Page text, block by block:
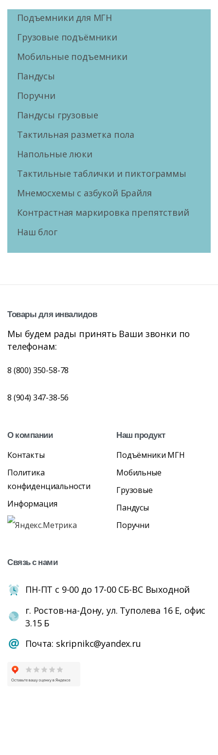
Подъемники для МГН
Грузовые подъёмники
Мобильные подъемники
Пандусы
Поручни
Пандусы грузовые
Тактильная разметка пола
Напольные люки
Тактильные таблички и пиктограммы
Мнемосхемы с азбукой Брайля
Контрастная маркировка препятствий
Наш блог
Товарыдля инвалидов
Мы будем рады принять Ваши звонки по
телефонам:
8 (800) 350-58-78
8 (904) 347-38-56
Окомпании
Контакты
Политика
конфиденциальности
Информация
Наш продукт
Подъёмники МГН
Мобильные
Грузовые
Пандусы
Поручни
Связьснами
ПН-ПТ с 9-00 до 17-00 СБ-ВС Выходной
г. Ростов-на-Дону, ул. Туполева 16 Е, офис
3.15 Б
Почта: skripnikc@yandex.ru